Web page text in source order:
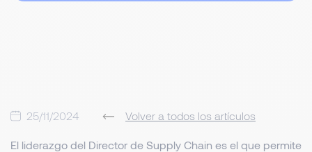
25/11/2024 Volver a todos los artículos
El liderazgo del Director de Supply Chain es el que permite